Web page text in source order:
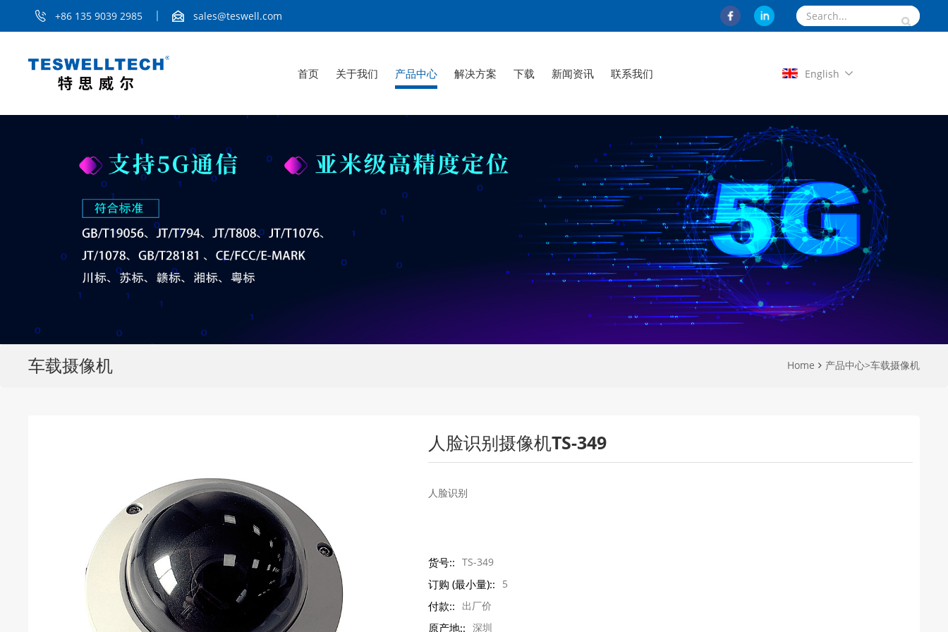
+86 135 9039 2985 sales@teswell.com
首页 关于我们 产品中心 解决方案 下载 新闻资讯 联系我们 English
车载摄像机 Home 产品中心>车载摄像机
人脸识别摄像机TS-349
人脸识别
货号:: TS-349
订购 (最小量):: 5
付款:: 出厂价
原产地:: 深圳